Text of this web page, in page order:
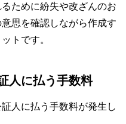
ために紛失や改ざんのお
思を確認しながら作成す
トです。
人に払う手数料
人に払う手数料が発生し